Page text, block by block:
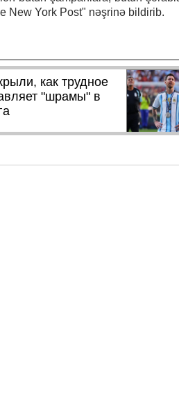
New York Post" nəşrinə bildirib.